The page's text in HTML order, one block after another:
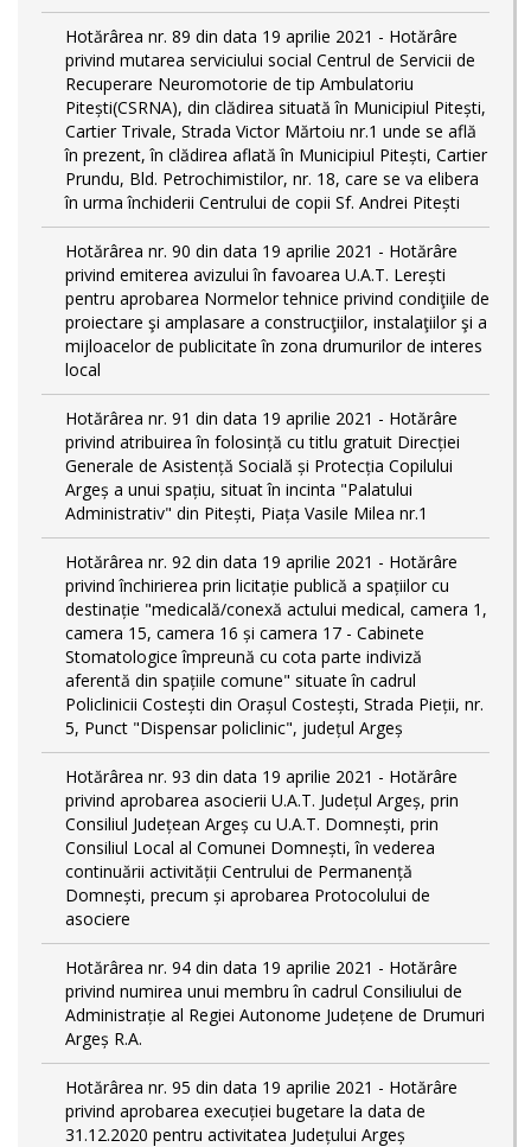
Hotărârea nr. 89 din data 19 aprilie 2021 - Hotărâre
privind mutarea serviciului social Centrul de Servicii de
Recuperare Neuromotorie de tip Ambulatoriu
Pitești(CSRNA), din clădirea situată în Municipiul Pitești,
Cartier Trivale, Strada Victor Mărtoiu nr.1 unde se află
în prezent, în clădirea aflată în Municipiul Pitești, Cartier
Prundu, Bld. Petrochimistilor, nr. 18, care se va elibera
în urma închiderii Centrului de copii Sf. Andrei Pitești
Hotărârea nr. 90 din data 19 aprilie 2021 - Hotărâre
privind emiterea avizului în favoarea U.A.T. Lerești
pentru aprobarea Normelor tehnice privind condiţiile de
proiectare şi amplasare a construcţiilor, instalaţiilor şi a
mijloacelor de publicitate în zona drumurilor de interes
local
Hotărârea nr. 91 din data 19 aprilie 2021 - Hotărâre
privind atribuirea în folosință cu titlu gratuit Direcției
Generale de Asistență Socială și Protecția Copilului
Argeș a unui spațiu, situat în incinta "Palatului
Administrativ" din Pitești, Piața Vasile Milea nr.1
Hotărârea nr. 92 din data 19 aprilie 2021 - Hotărâre
privind închirierea prin licitație publică a spațiilor cu
destinație "medicală/conexă actului medical, camera 1,
camera 15, camera 16 și camera 17 - Cabinete
Stomatologice împreună cu cota parte indiviză
aferentă din spațiile comune" situate în cadrul
Policlinicii Costești din Orașul Costești, Strada Pieții, nr.
5, Punct "Dispensar policlinic", județul Argeș
Hotărârea nr. 93 din data 19 aprilie 2021 - Hotărâre
privind aprobarea asocierii U.A.T. Județul Argeș, prin
Consiliul Județean Argeș cu U.A.T. Domnești, prin
Consiliul Local al Comunei Domnești, în vederea
continuării activității Centrului de Permanență
Domnești, precum și aprobarea Protocolului de
asociere
Hotărârea nr. 94 din data 19 aprilie 2021 - Hotărâre
privind numirea unui membru în cadrul Consiliului de
Administrație al Regiei Autonome Județene de Drumuri
Argeș R.A.
Hotărârea nr. 95 din data 19 aprilie 2021 - Hotărâre
privind aprobarea execuției bugetare la data de
31.12.2020 pentru activitatea Județului Argeș